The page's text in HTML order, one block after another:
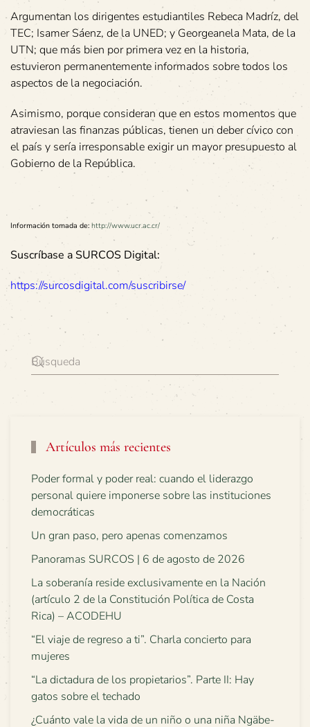
Argumentan los dirigentes estudiantiles Rebeca Madríz, del
TEC; Isamer Sáenz, de la UNED; y Georgeanela Mata, de la
UTN; que más bien por primera vez en la historia,
estuvieron permanentemente informados sobre todos los
aspectos de la negociación.
Asimismo, porque consideran que en estos momentos que
atraviesan las finanzas públicas, tienen un deber cívico con
el país y sería irresponsable exigir un mayor presupuesto al
Gobierno de la República.
Información tomada de: http://www.ucr.ac.cr/
Suscríbase a SURCOS Digital:
https://surcosdigital.com/suscribirse/
Artículos más recientes
Poder formal y poder real: cuando el liderazgo
personal quiere imponerse sobre las instituciones
democráticas
Un gran paso, pero apenas comenzamos
Panoramas SURCOS | 6 de agosto de 2026
La soberanía reside exclusivamente en la Nación
(artículo 2 de la Constitución Política de Costa
Rica) – ACODEHU
“El viaje de regreso a ti”. Charla concierto para
mujeres
“La dictadura de los propietarios”. Parte II: Hay
gatos sobre el techado
¿Cuánto vale la vida de un niño o una niña Ngäbe-